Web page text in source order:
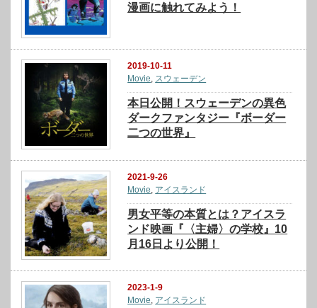
漫画に触れてみよう！
2019-10-11
Movie, スウェーデン
本日公開！スウェーデンの異色
ダークファンタジー『ボーダー
二つの世界』
2021-9-26
Movie アイスランド
男女平等の本質とは？アイスラ
ンド映画『〈主婦〉の学校』10
月16日より公開！
2023-1-9
Movie, アイスランド